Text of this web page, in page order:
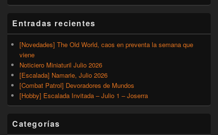
Entradas recientes
[Novedades] The Old World, caos en preventa la semana que
viene
Noticiero Miniaturil Julio 2026
[Escalada] Namarie, Julio 2026
[Combat Patrol] Devoradores de Mundos
[Hobby] Escalada Invitada – Julio 1 – Joserra
Categorías